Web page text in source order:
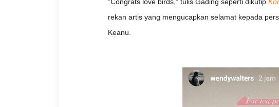
rekan artis yang mengucapkan selamat kepada
Keanu.